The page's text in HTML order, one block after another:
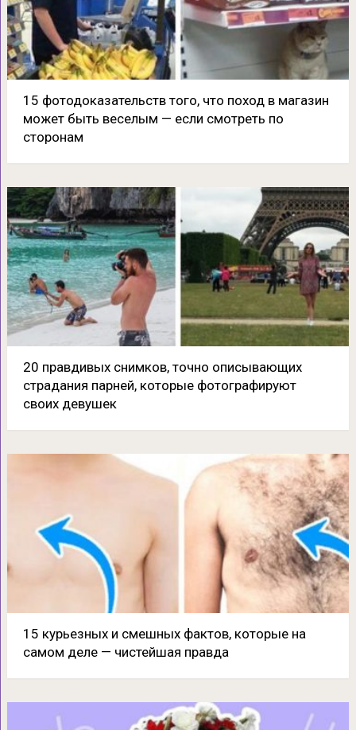
15 фотодоказательств того, что поход в магазин
может быть веселым — если смотреть по
сторонам
20 правдивых снимков, точно описывающих
страдания парней, которые фотографируют
своих девушек
15 курьезных и смешных фактов, которые на
самом деле — чистейшая правда